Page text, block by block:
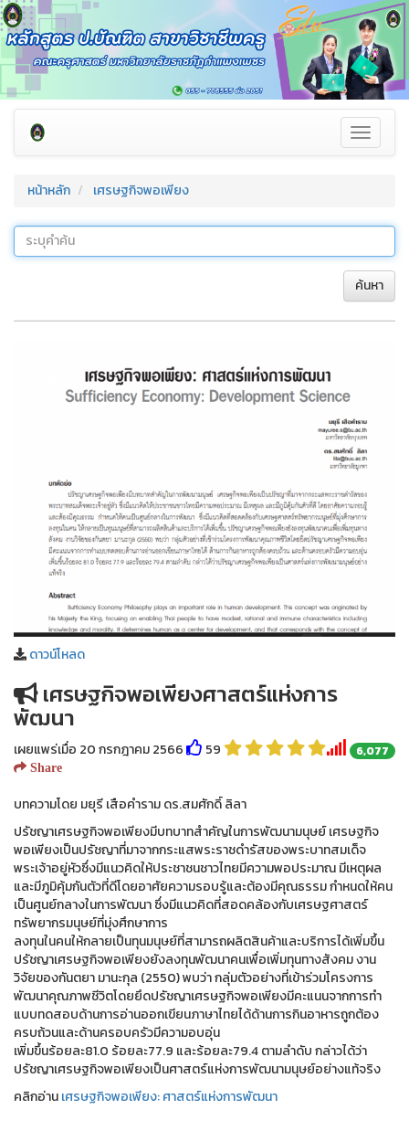
Toggle
หน้าหลัก
เศรษฐกิจพอเพียง
ค้นหา
ดาวน์โหลด
เศรษฐกิจพอเพียงศาสตร์แห่งการ
พัฒนา
เผยแพร่เมื่อ 20 กรกฎาคม 2566 59 6,077
Share
บทความโดย มยุรี เสือคำราม ดร.สมศักดิ์ ลิลา
ปรัชญาเศรษฐกิจพอเพียงมีบทบาทสำคัญในการพัฒนามนุษย์ เศรษฐกิจ
พอเพียงเป็นปรัชญาที่มาจากกระแสพระราชดำรัสของพระบาทสมเด็จ
พระเจ้าอยู่หัวซึ่งมีแนวคิดให้ประชาชนชาวไทยมีความพอประมาณ มีเหตุผล
และมีภูมิคุ้มกันตัวที่ดีโดยอาศัยความรอบรู้และต้องมีคุณธรรม กำหนดให้คน
เป็นศูนย์กลางในการพัฒนา ซึ่งมีแนวคิดที่สอดคล้องกับเศรษฐศาสตร์
ทรัพยากรมนุษย์ที่มุ่งศึกษาการ
ลงทุนในคนให้กลายเป็นทุนมนุษย์ที่สามารถผลิตสินค้าและบริการได้เพิ่มขึ้น
ปรัชญาเศรษฐกิจพอเพียงยังลงทุนพัฒนาคนเพื่อเพิ่มทุนทางสังคม งาน
วิจัยของกันตยา มานะกุล (2550) พบว่า กลุ่มตัวอย่างที่เข้าร่วมโครงการ
พัฒนาคุณภาพชีวิตโดยยึดปรัชญาเศรษฐกิจพอเพียงมีคะแนนจากการทำ
แบบทดสอบด้านการอ่านออกเขียนภาษาไทยได้ด้านการกินอาหารถูกต้อง
ครบถ้วนและด้านครอบครัวมีความอบอุ่น
เพิ่มขึ้นร้อยละ81.0 ร้อยละ77.9 และร้อยละ79.4 ตามลำดับ กล่าวได้ว่า
ปรัชญาเศรษฐกิจพอเพียงเป็นศาสตร์แห่งการพัฒนามนุษย์อย่างแท้จริง
คลิกอ่านเศรษฐกิจพอเพียง: ศาสตร์แห่งการพัฒนา